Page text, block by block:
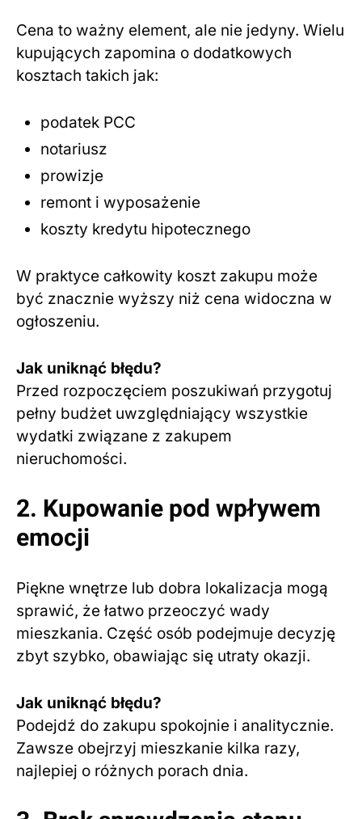
Cena to ważny element, ale nie jedyny. Wielu
kupujących zapomina o dodatkowych
kosztach takich jak:
podatek PCC
notariusz
prowizje
remont i wyposażenie
koszty kredytu hipotecznego
W praktyce całkowity koszt zakupu może
być znacznie wyższy niż cena widoczna w
ogłoszeniu.
Jak uniknąć błędu?
Przed rozpoczęciem poszukiwań przygotuj
pełny budżet uwzględniający wszystkie
wydatki związane z zakupem
nieruchomości.
2. Kupowanie pod wpływem
emocji
Piękne wnętrze lub dobra lokalizacja mogą
sprawić, że łatwo przeoczyć wady
mieszkania. Część osób podejmuje decyzję
zbyt szybko, obawiając się utraty okazji.
Jak uniknąć błędu?
Podejdź do zakupu spokojnie i analitycznie.
Zawsze obejrzyj mieszkanie kilka razy,
najlepiej o różnych porach dnia.